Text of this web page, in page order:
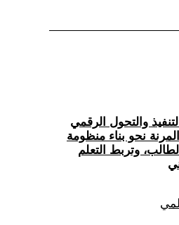
والتحول الرقمي
نحو بناء منظومة
وتربط التعلم